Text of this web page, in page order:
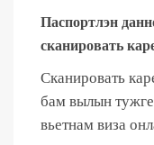
Паспортлэн
сканировать
Сканировать
бам вылын
вьетнам виза